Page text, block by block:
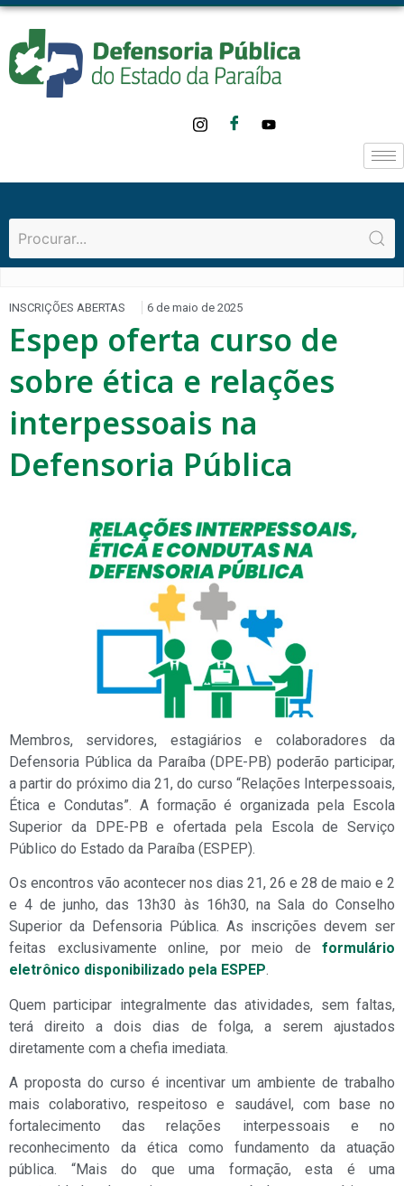
INSCRIÇÕES ABERTAS 6 de maio de 2025
Espep oferta curso de
sobre ética e relações
interpessoais na
Defensoria Pública
Membros, servidores, estagiários e colaboradores da
Defensoria Pública da Paraíba (DPE-PB) poderão participar,
a partir do próximo dia 21, do curso “Relações Interpessoais,
Ética e Condutas”. A formação é organizada pela Escola
Superior da DPE-PB e ofertada pela Escola de Serviço
Público do Estado da Paraíba (ESPEP).
Os encontros vão acontecer nos dias 21, 26 e 28 de maio e 2
e 4 de junho, das 13h30 às 16h30, na Sala do Conselho
Superior da Defensoria Pública. As inscrições devem ser
feitas exclusivamente online, por meio de formulário
eletrônico disponibilizado pela ESPEP.
Quem participar integralmente das atividades, sem faltas,
terá direito a dois dias de folga, a serem ajustados
diretamente com a chefia imediata.
A proposta do curso é incentivar um ambiente de trabalho
mais colaborativo, respeitoso e saudável, com base no
fortalecimento das relações interpessoais e no
reconhecimento da ética como fundamento da atuação
pública. “Mais do que uma formação, esta é uma